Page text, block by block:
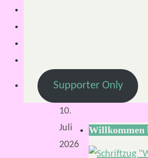
10.
Juli
2026
Supporter Only
Willkommen